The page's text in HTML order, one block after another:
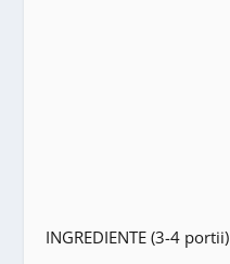
INGREDIENTE (3-4 portii)